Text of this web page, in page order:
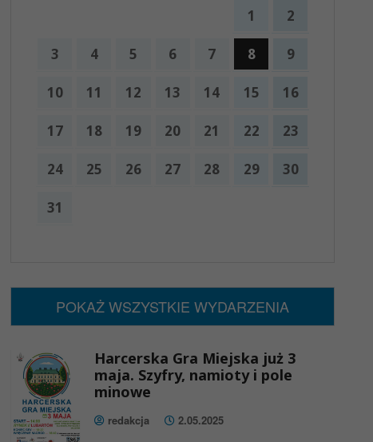
1 2
3 4 5 6 7 8 9
10 11 12 13 14 15 16
17 18 19 20 21 22 23
24 25 26 27 28 29 30
31
POKAŻ WSZYSTKIE WYDARZENIA
Harcerska Gra Miejska już 3
maja. Szyfry, namioty i pole
minowe
redakcja 2.05.2025